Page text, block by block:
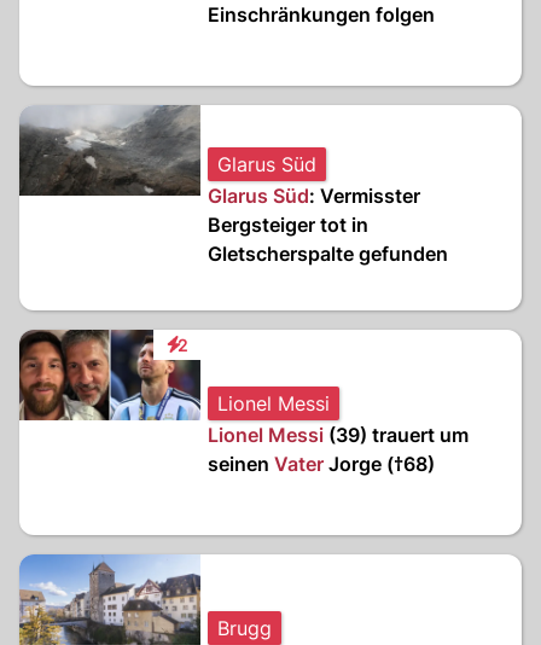
Einschränkungen folgen
Glarus Süd
Glarus Süd: Vermisster
Bergsteiger tot in
Gletscherspalte gefunden
2
Interaktionen
Lionel Messi
Lionel Messi (39) trauert um
seinen Vater Jorge (†68)
Brugg